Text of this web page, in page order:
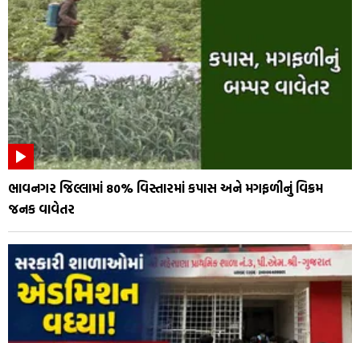
ભાવનગર જિલ્લામાં 80% વિસ્તારમાં કપાસ અને મગફળીનું વિક્રમ
જનક વાવેતર